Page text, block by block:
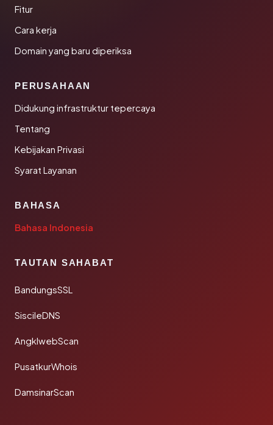
Fitur
Cara kerja
Domain yang baru diperiksa
PERUSAHAAN
Didukung infrastruktur tepercaya
Tentang
Kebijakan Privasi
Syarat Layanan
BAHASA
Bahasa Indonesia
TAUTAN SAHABAT
BandungsSSL
SiscileDNS
AngklwebScan
PusatkurWhois
DamsinarScan